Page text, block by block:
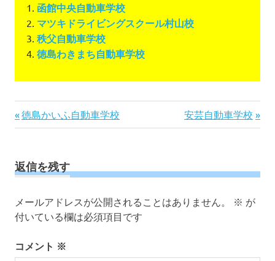
函館中央自動車学校
マツキドライビングスクール村山校
秩父自動車学校
徳島わきまち自動車学校
投
稿
ビ
ゲ
シ
ョ
ン
前
の
事:
徳島かいふ自動車学校
次
の
安芸自動車学校
返信を残す
メールアドレスが公開されることはありません。 ※ が
付いている欄は必須項目です
コメント ※